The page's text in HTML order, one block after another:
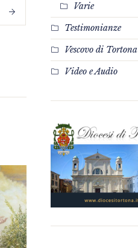
Varie
Testimonianze
Vescovo di Tortona
Video e Audio